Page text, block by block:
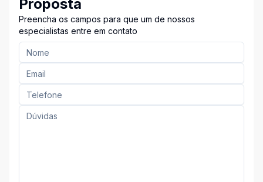
Proposta
Preencha os campos para que um de nossos
especialistas entre em contato